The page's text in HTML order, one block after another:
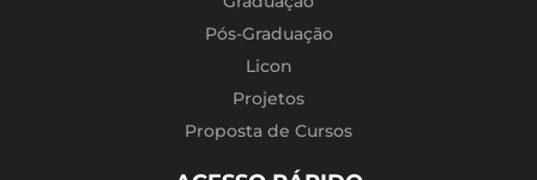
Pós-Graduação
Licon
Projetos
Proposta de Cursos